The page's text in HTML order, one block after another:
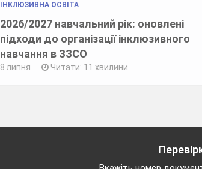
ІНКЛЮЗИВНА ОСВІТА
2026/2027 навчальний рік: оновлені
підходи до організації інклюзивного
навчання в ЗЗСО
8 липня Читати: 11 хвилини